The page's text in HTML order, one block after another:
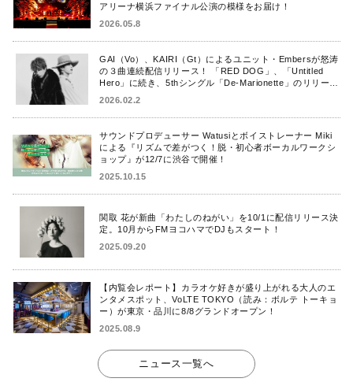
アリーナ横浜ファイナル公演の模様をお届け！
2026.05.8
GAI（Vo）、KAIRI（Gt）によるユニット・Embersが怒涛
の３曲連続配信リリース！ 「RED DOG」、「Untitled
Hero」に続き、5thシングル「De-Marionette」のリリース
2026.02.2
サウンドプロデューサー Watusiとボイストレーナー Miki
による『リズムで差がつく！脱・初心者ボーカルワークシ
ョップ』が12/7に渋谷で開催！
2025.10.15
関取 花が新曲「わたしのねがい」を10/1に配信リリース決
定。10月からFMヨコハマでDJもスタート！
2025.09.20
【内覧会レポート】カラオケ好きが盛り上がれる大人のエ
ンタメスポット、VoLTE TOKYO（読み：ボルテ トーキョ
ー）が東京・品川に8/8グランドオープン！
2025.08.9
ニュース一覧へ